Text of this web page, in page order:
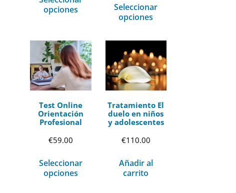
opciones
Seleccionar
opciones
Test Online
Orientación
Profesional
€59.00
Seleccionar
opciones
Tratamiento El
duelo en niños
y adolescentes
€110.00
Añadir al
carrito